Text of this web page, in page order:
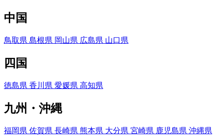
中国
鳥取県 島根県 岡山県 広島県 山口県
四国
徳島県 香川県 愛媛県 高知県
九州・沖縄
福岡県 佐賀県 長崎県 熊本県 大分県 宮崎県 鹿児島県 沖縄県